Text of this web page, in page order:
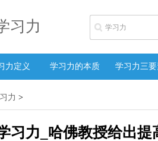
习力
力定义 学习力的本质 学习力三
力 >
习力_哈佛教授给出提